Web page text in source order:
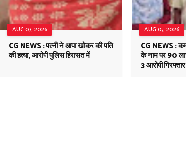
AUG 07, 2026
CG NEWS : पत्नी ने आपा खोकर की पति
की हत्या, आरोपी पुलिस हिरासत में
AUG 07, 2026
CG NEWS :
के नाम पर 90
3 आरोपी गिरफ्तार